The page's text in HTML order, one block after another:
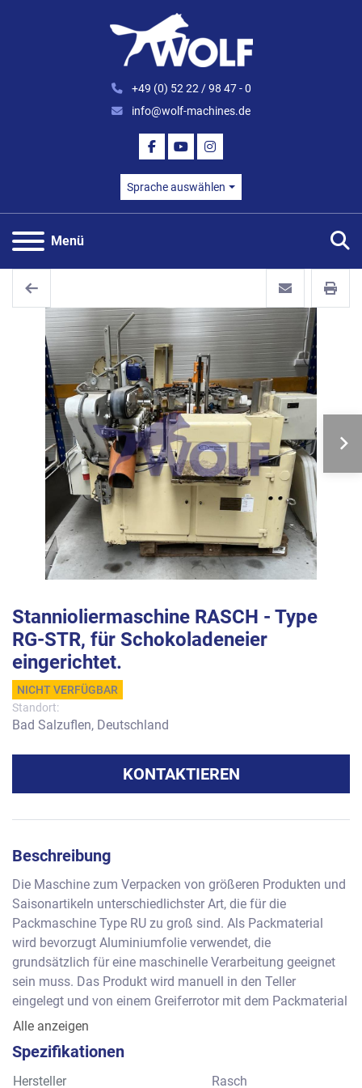
+49 (0) 52 22 / 98 47 - 0
info@wolf-machines.de
FACEBOOK
YOUTUBEINSTAGRAM
Sprache auswählen
Menü
Stannioliermaschine RASCH - Type
RG-STR, für Schokoladeneier
eingerichtet.
NICHT VERFÜGBAR
Standort:
Bad Salzuflen, Deutschland
KONTAKTIEREN
Beschreibung
Die Maschine zum Verpacken von größeren Produkten und
Saisonartikeln unterschiedlichster Art, die für die
Packmaschine Type RU zu groß sind. Als Packmaterial
wird bevorzugt Aluminiumfolie verwendet, die
grundsätzlich für eine maschinelle Verarbeitung geeignet
sein muss. Das Produkt wird manuell in den Teller
eingelegt und von einem Greiferrotor mit dem Packmaterial
übernommen. Der Rotor führt das Produkt dann den
Verarbeiten.
Leistung: ca. 50 bis 70 Stück pro Minute, je nach Format
Alle anzeigen
Spezifikationen
Hersteller
Rasch